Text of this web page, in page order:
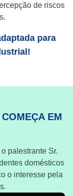
de riscos
para
EM
palestrante Sr.
domésticos
o interesse pela